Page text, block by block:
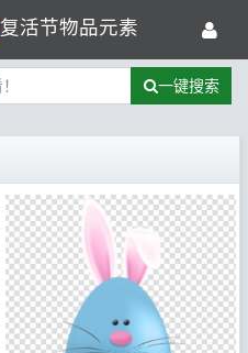
复活节物品元素
一键搜索